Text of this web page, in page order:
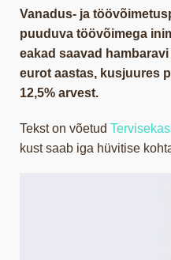
Vanadus- ja
puuduva töövõimega
eakad saavad
eurot aastas, kusjuures
12,5% arvest.
Tekst on võetud
kust saab iga hüvitise